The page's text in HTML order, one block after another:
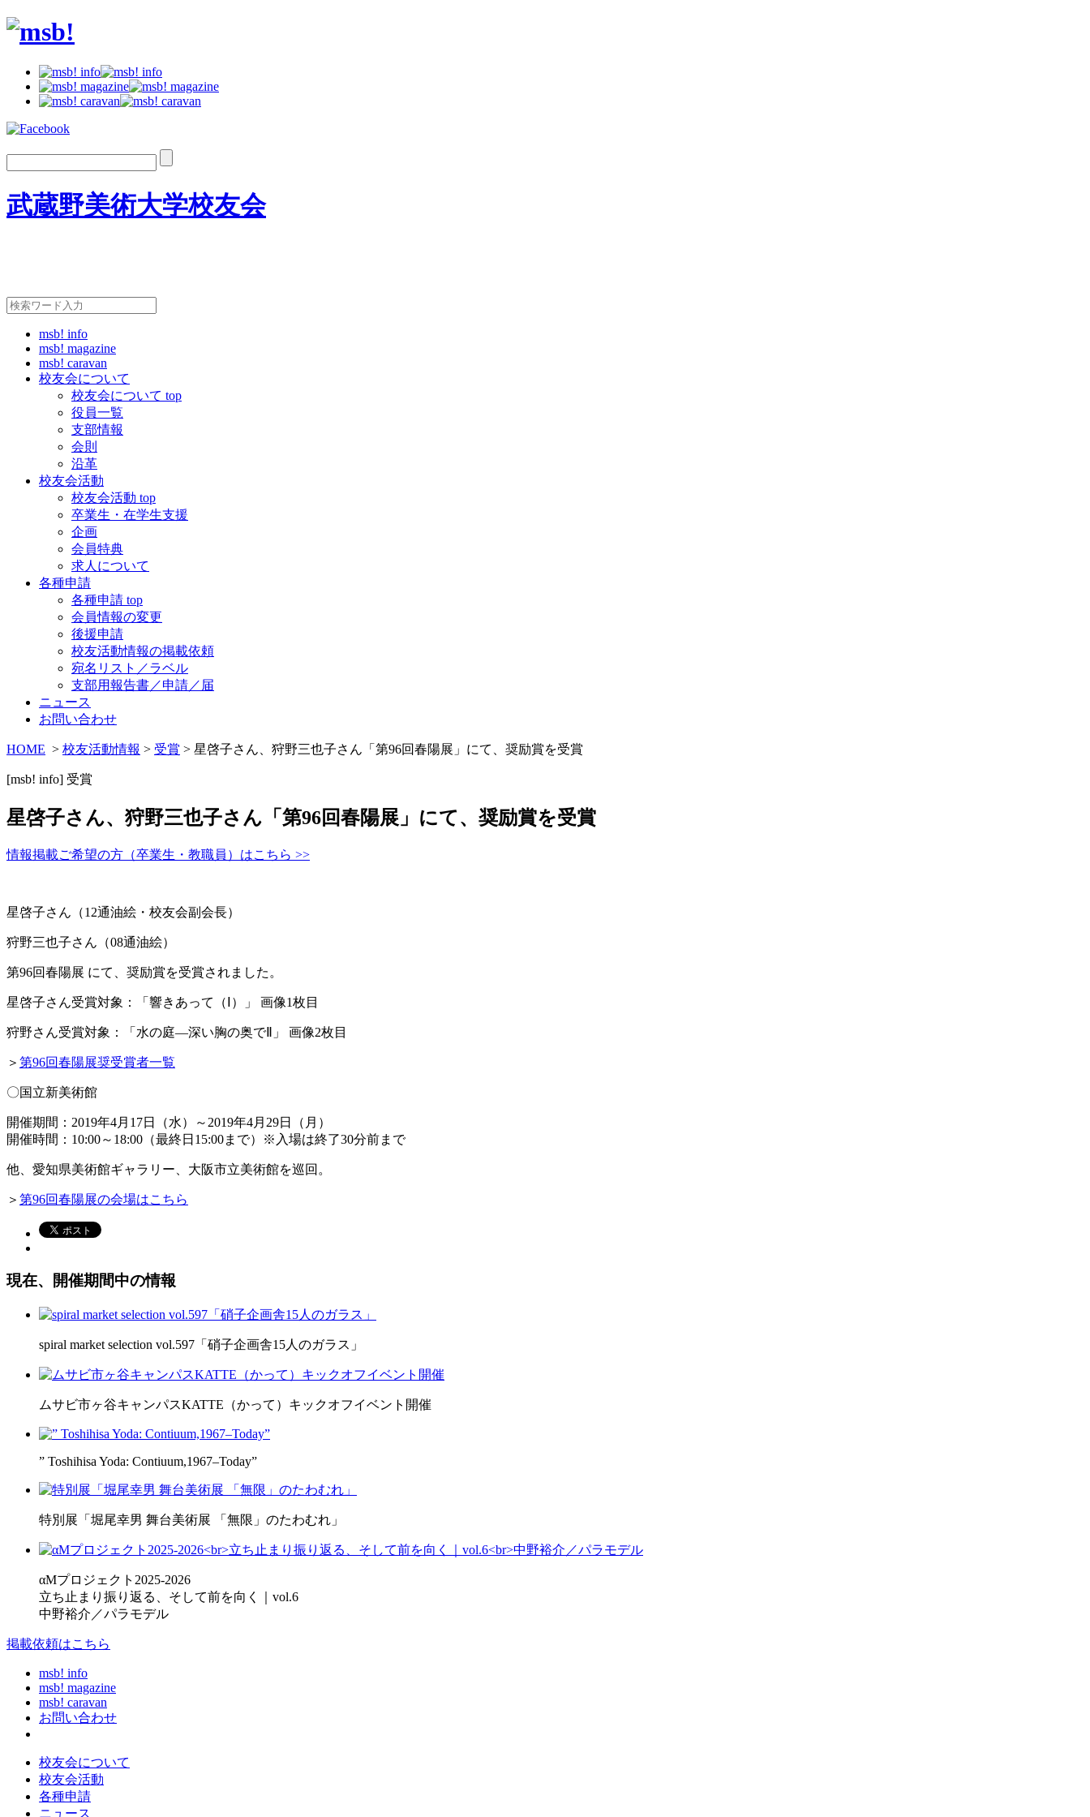
武蔵野美術大学校友会
msb! info
msb! magazine
msb! caravan
校友会について
校友会について top
役員一覧
支部情報
会則
沿革
校友会活動
校友会活動 top
卒業生・在学生支援
企画
会員特典
求人について
各種申請
各種申請 top
会員情報の変更
後援申請
校友活動情報の掲載依頼
宛名リスト／ラベル
支部用報告書／申請／届
ニュース
お問い合わせ
HOME > 校友活動情報 > 受賞 > 星啓子さん、狩野三也子さん「第96回春陽展」にて、奨励賞を受賞
[msb! info] 受賞
星啓子さん、狩野三也子さん「第96回春陽展」にて、奨励賞を受賞
情報掲載ご希望の方（卒業生・教職員）はこちら >>
星啓子さん（12通油絵・校友会副会長）
狩野三也子さん（08通油絵）
第96回春陽展 にて、奨励賞を受賞されました。
星啓子さん受賞対象：「響きあって（Ⅰ）」 画像1枚目
狩野さん受賞対象：「水の庭―深い胸の奥でⅡ」 画像2枚目
＞ 第96回春陽展奨受賞者一覧
〇国立新美術館
開催期間：2019年4月17日（水）～2019年4月29日（月）
開催時間：10:00～18:00（最終日15:00まで）※入場は終了30分前まで
他、愛知県美術館ギャラリー、大阪市立美術館を巡回。
＞ 第96回春陽展の会場はこちら
現在、開催期間中の情報
spiral market selection vol.597「硝子企画舎15人のガラス」
ムサビ市ヶ谷キャンパスKATTE（かって）キックオフイベント開催
” Toshihisa Yoda: Contiuum,1967–Today”
特別展「堀尾幸男 舞台美術展 「無限」のたわむれ」
αMプロジェクト2025-2026
立ち止まり振り返る、そして前を向く｜vol.6
中野裕介／パラモデル
掲載依頼はこちら
msb! info
msb! magazine
msb! caravan
お問い合わせ
校友会について
校友会活動
各種申請
ニュース